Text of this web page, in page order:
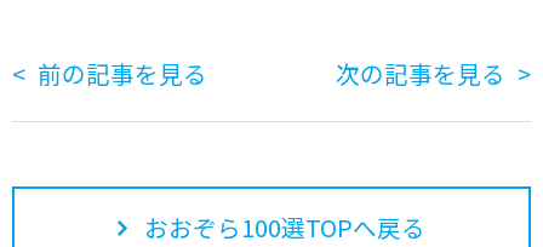
前の記事を見る 次の記事を見る
おおぞら100選TOPへ戻る